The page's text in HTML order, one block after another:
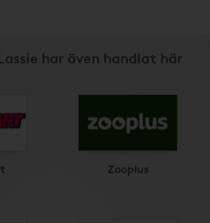
har även handlat här
Zooplus